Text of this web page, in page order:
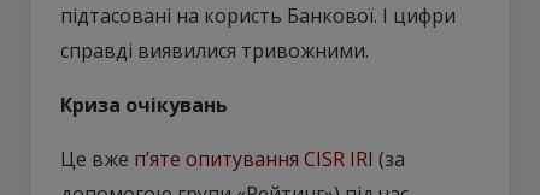
підтасовані на користь Банкової. І цифри
справді виявилися тривожними.
Криза очікувань
Це вже п’яте опитування CISR IRI (за